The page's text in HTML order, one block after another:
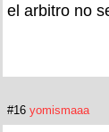
el arbitro no
#16 yomismaaa